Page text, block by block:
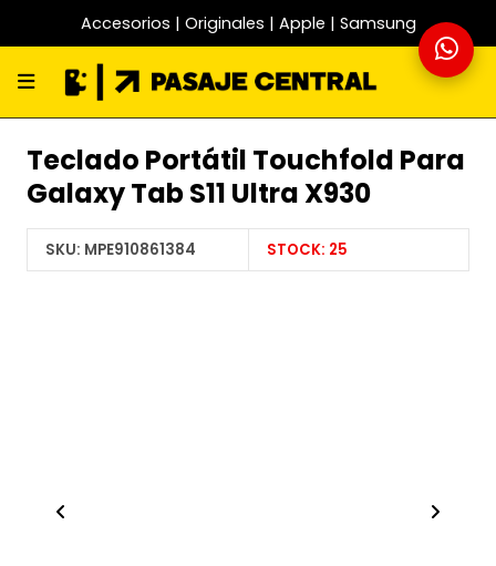
Accesorios | Originales | Apple | Samsung
Teclado Portátil Touchfold Para
Galaxy Tab S11 Ultra X930
SKU: MPE910861384 STOCK: 25